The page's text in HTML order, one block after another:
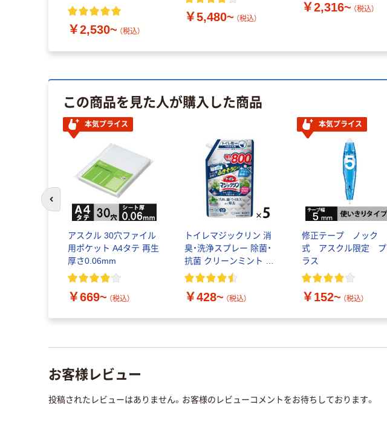
￥2,530~ （税込）
￥5,480~ （税込）
￥2,316~ （税込）
この商品を見た人が購入した商品
本気プライス
アスクル 30穴ファイル
用ポケット A4タテ 再生
厚さ0.06mm
￥669~ （税込）
トイレマジックリン 消
臭・洗浄スプレー 除菌・
抗菌 クリーンミント ト
イレ洗剤 花王
￥428~ （税込）
本気プライス
修正テープ ノック
式 アスクル限定 プ
ラス
￥152~ （税込）
前のスライドへ
お客様レビュー
投稿されたレビューはありません。お客様のレビューコメントをお待ちしております。